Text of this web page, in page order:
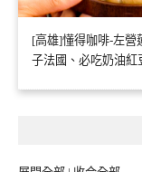
[高雄]懂得咖啡-左營
子法國、必吃奶油紅